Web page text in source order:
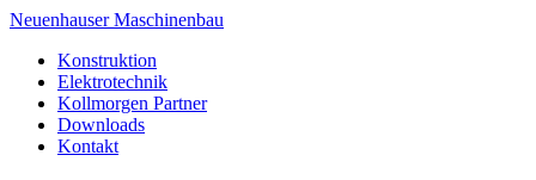
Neuenhauser Maschinenbau
Konstruktion
Elektrotechnik
Kollmorgen Partner
Downloads
Kontakt